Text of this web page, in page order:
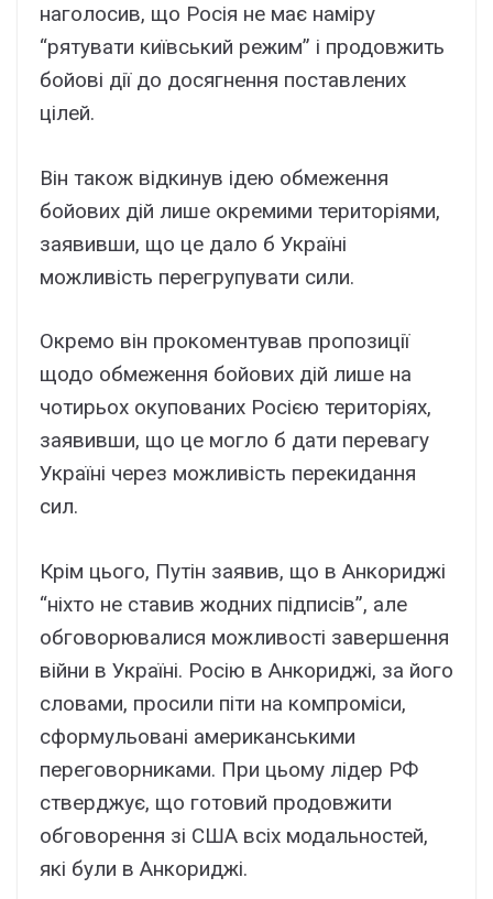
наголосив, що Росія не має наміру
“рятувати київський режим” і продовжить
бойові дії до досягнення поставлених
цілей.
Він також відкинув ідею обмеження
бойових дій лише окремими територіями,
заявивши, що це дало б Україні
можливість перегрупувати сили.
Окремо він прокоментував пропозиції
щодо обмеження бойових дій лише на
чотирьох окупованих Росією територіях,
заявивши, що це могло б дати перевагу
Україні через можливість перекидання
сил.
Крім цього, Путін заявив, що в Анкориджі
“ніхто не ставив жодних підписів”, але
обговорювалися можливості завершення
війни в Україні. Росію в Анкориджі, за його
словами, просили піти на компроміси,
сформульовані американськими
переговорниками. При цьому лідер РФ
стверджує, що готовий продовжити
обговорення зі США всіх модальностей,
які були в Анкориджі.